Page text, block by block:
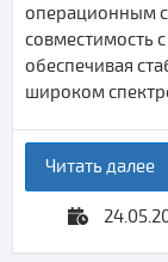
операционным
совместимость
обеспечивая
широком
Читать далее